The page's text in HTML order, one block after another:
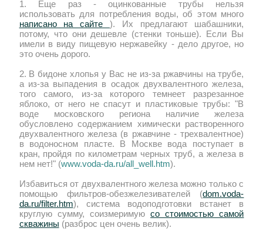
1. Еще раз - оцинкованные трубы нельзя
использовать для потребления воды, об этом много
написано на сайте ). Их предлагают шабашники,
потому, что они дешевле (стенки тоньше). Если Вы
имели в виду пищевую нержавейку - дело другое, но
это очень дорого.
2. В бидоне хлопья у Вас не из-за ржавчины на трубе,
а из-за выпадения в осадок двухвалентного железа,
того самого, из-за которого темнеет разрезанное
яблоко, от него не спасут и пластиковые трубы: "В
воде московского региона наличие железа
обусловлено содержанием химически растворенного
двухвалентного железа (в ржавчине - трехвалентное)
в водоносном пласте. В Москве вода поступает в
кран, пройдя по километрам черных труб, а железа в
нем нет!" (www.voda-da.ru/all_well.htm).
Избавиться от двухвалентного железа можно только с
помощью фильтров-обезжелезивателей (dom.voda-
da.ru/filter.htm), система водоподготовки встанет в
круглую сумму, соизмеримуюсо стоимостью самой
скважины (разброс цен очень велик).